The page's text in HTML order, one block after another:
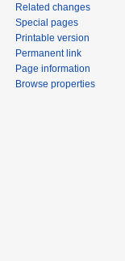
Related changes
Special pages
Printable version
Permanent link
Page information
Browse properties